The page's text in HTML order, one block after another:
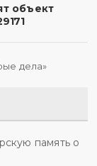
объект